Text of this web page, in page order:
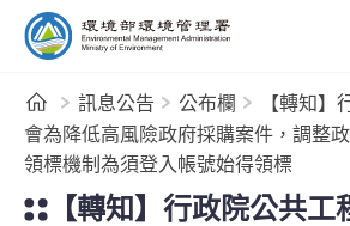
跳到主要內容區塊
首頁訊息公告 公布欄
【轉知】
會為降低高風險政府採購案件，調整
領標機制為須登入帳號始得領標
【轉知】行政院公共